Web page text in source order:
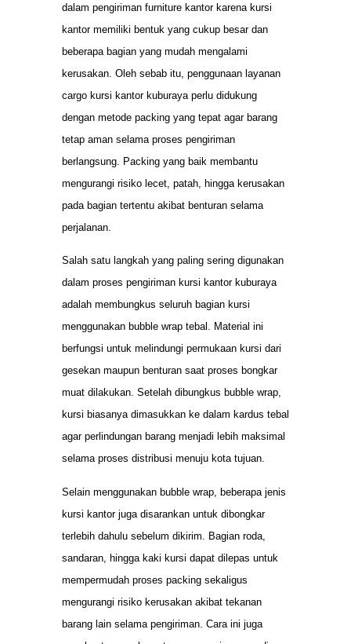
dalam pengiriman furniture kantor karena kursi
kantor memiliki bentuk yang cukup besar dan
beberapa bagian yang mudah mengalami
kerusakan. Oleh sebab itu, penggunaan layanan
cargo kursi kantor kuburaya perlu didukung
dengan metode packing yang tepat agar barang
tetap aman selama proses pengiriman
berlangsung. Packing yang baik membantu
mengurangi risiko lecet, patah, hingga kerusakan
pada bagian tertentu akibat benturan selama
perjalanan.
Salah satu langkah yang paling sering digunakan
dalam proses pengiriman kursi kantor kuburaya
adalah membungkus seluruh bagian kursi
menggunakan bubble wrap tebal. Material ini
berfungsi untuk melindungi permukaan kursi dari
gesekan maupun benturan saat proses bongkar
muat dilakukan. Setelah dibungkus bubble wrap,
kursi biasanya dimasukkan ke dalam kardus tebal
agar perlindungan barang menjadi lebih maksimal
selama proses distribusi menuju kota tujuan.
Selain menggunakan bubble wrap, beberapa jenis
kursi kantor juga disarankan untuk dibongkar
terlebih dahulu sebelum dikirim. Bagian roda,
sandaran, hingga kaki kursi dapat dilepas untuk
mempermudah proses packing sekaligus
mengurangi risiko kerusakan akibat tekanan
barang lain selama pengiriman. Cara ini juga